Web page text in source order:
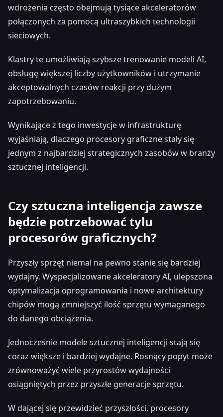
wdrożenia często obejmują tysiące akceleratorów
połączonych za pomocą ultraszybkich technologii
sieciowych.
Klastry te umożliwiają szybsze trenowanie modeli AI,
obsługę większej liczby użytkowników i utrzymanie
akceptowalnych czasów reakcji przy dużym
zapotrzebowaniu.
Wynikające z tego inwestycje w infrastrukturę
wyjaśniają, dlaczego procesory graficzne stały się
jednym z najbardziej strategicznych zasobów w branży
sztucznej inteligencji.
Czy sztuczna inteligencja zawsze
będzie potrzebować tylu
procesorów graficznych?
Przyszły sprzęt niemal na pewno stanie się bardziej
wydajny. Wyspecjalizowane akceleratory AI, ulepszona
optymalizacja oprogramowania i nowe architektury
chipów mogą zmniejszyć ilość sprzętu wymaganego
do danego obciążenia.
Jednocześnie modele sztucznej inteligencji stają się
coraz większe i bardziej wydajne. Rosnący popyt może
zrównoważyć wiele przyrostów wydajności
osiągniętych przez przyszłe generacje sprzętu.
W dającej się przewidzieć przyszłości, procesory